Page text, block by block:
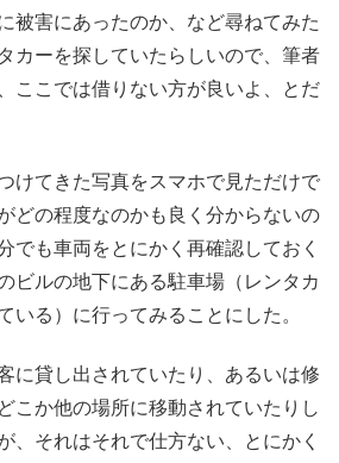
被害にあったのか、など尋ねてみた
カーを探していたらしいので、筆者
ここでは借りない方が良いよ、とだ
けてきた写真をスマホで見ただけで
どの程度なのかも良く分からないの
でも車両をとにかく再確認しておく
ビルの地下にある駐車場（レンタカ
いる）に行ってみることにした。
に貸し出されていたり、あるいは修
こか他の場所に移動されていたりし
、それはそれで仕方ない、とにかく